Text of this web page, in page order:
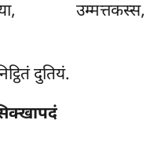
उम्मत्तकस्स,
दुतियं.